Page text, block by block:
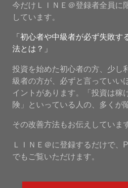
今だけＬＩＮＥ＠登録者全員に
しています。
「初心者や中級者が必ず失敗
法とは？」
投資を始めた初心者の方、少し
級者の方が、必ずと言っていい
イントがあります。「投資は稼
険」といっている人の、多くが
その改善方法もお伝えしていま
ＬＩＮＥ＠に登録するだけで、
でもご覧いただけます。